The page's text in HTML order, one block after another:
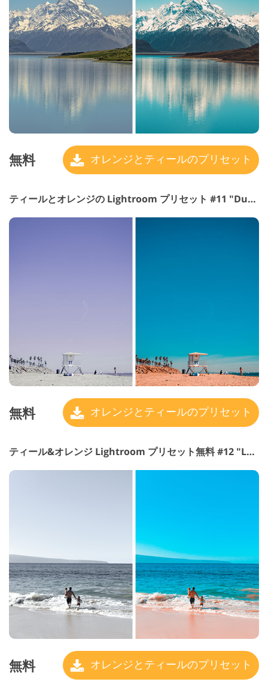
無料 オレンジとティールのプリセット
ティールとオレンジの Lightroom プリセット #11 "Dune"
無料 オレンジとティールのプリセット
ティール&オレンジ Lightroom プリセット無料 #12 "Landscape"
無料 オレンジとティールのプリセット